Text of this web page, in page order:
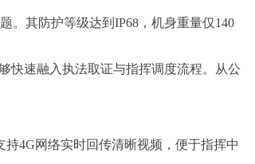
。其防护等级达到IP68，机身重量仅140
快速融入执法取证与指挥调度流程。从公
4G网络实时回传清晰视频，便于指挥中